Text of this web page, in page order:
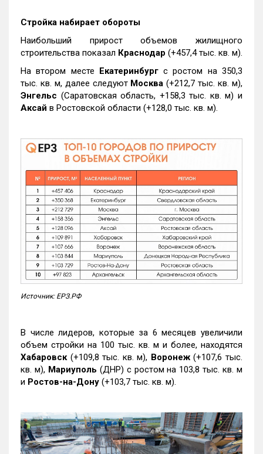
Стройка набирает обороты
Наибольший прирост объемов жилищного
строительства показал Краснодар (+457,4 тыс. кв. м).
На втором месте Екатеринбургс ростом на 350,3
тыс. кв. м, далее следуют Москва (+212,7 тыс. кв. м),
Энгельс (Саратовская область, +158,3 тыс. кв. м) и
Аксай в Ростовской области (+128,0 тыс. кв. м).
Источник: ЕРЗ.РФ
В числе лидеров, которые за 6 месяцев увеличили
объем стройки на 100 тыс. кв. м и более, находятся
Хабаровск (+109,8 тыс. кв. м), Воронеж(+107,6 тыс.
кв. м), Мариуполь (ДНР) с ростом на 103,8 тыс. кв. м
и Ростов-на-Дону (+103,7 тыс. кв. м).